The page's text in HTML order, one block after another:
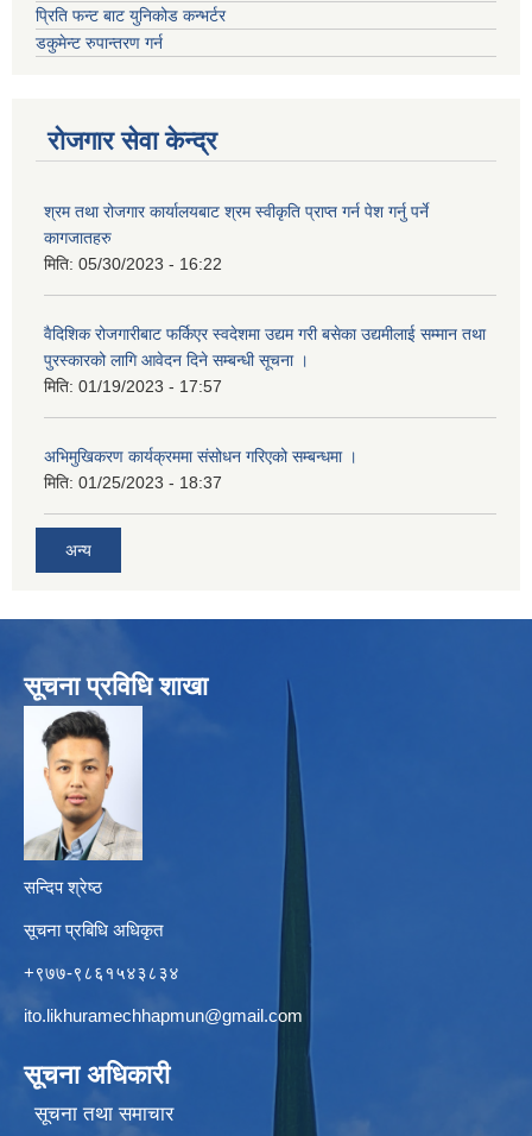
प्रिति फन्ट बाट युनिकोड कन्भर्टर
डकुमेन्ट रुपान्तरण गर्न
रोजगार सेवा केन्द्र
श्रम तथा रोजगार कार्यालयबाट श्रम स्वीकृति प्राप्त गर्न पेश गर्नु पर्ने
कागजातहरु
मिति: 05/30/2023 - 16:22
वैदिशिक रोजगारीबाट फर्किएर स्वदेशमा उद्यम गरी बसेका उद्यमीलाई सम्मान तथा
पुरस्कारको लागि आवेदन दिने सम्बन्धी सूचना ।
मिति: 01/19/2023 - 17:57
अभिमुखिकरण कार्यक्रममा संसोधन गरिएको सम्बन्धमा ।
मिति: 01/25/2023 - 18:37
अन्य
सूचना प्रविधि शाखा
सन्दिप श्रेष्ठ
सूचना प्रबिधि अधिकृत
+९७७-९८६१५४३८३४
ito.likhuramechhapmun@gmail.com
सूचना अधिकारी
सूचना तथा समाचार